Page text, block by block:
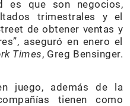
es que son negocios,
trimestrales y el
de obtener ventas y
aseguró en enero el
Times, Greg Bensinger.
juego, además de la
tienen como